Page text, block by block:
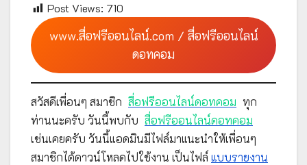
Post Views: 710
www.สื่อฟรีออนไลน์.com / สื่อฟรีออนไลน์
ดอทคอม
สวัสดีเพื่อนๆ สมาชิก สื่อฟรีออนไลน์ดอทคอม ทุก
ท่านนะครับ วันนี้พบกับ สื่อฟรีออนไลน์ดอทคอม
เช่นเคยครับ วันนี้แอดมินมีไฟล์มาแนะนำให้เพื่อนๆ
สมาชิกได้ดาวน์โหลดไปใช้งาน เป็นไฟล์ แบบรายงาน